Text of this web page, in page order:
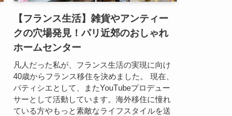
【フランス生活】雑貨やアンティー
クの穴場発見！パリ近郊のおしゃれ
ホームセンター
凡人だった私が、フランス生活の実現に向け
40歳からフランス移住を決めました。 現在、
パティシエとして、またYouTubeプロデュー
サーとして活動しています。海外移住に憧れ
ている方やもっと素敵なライフスタイルを送